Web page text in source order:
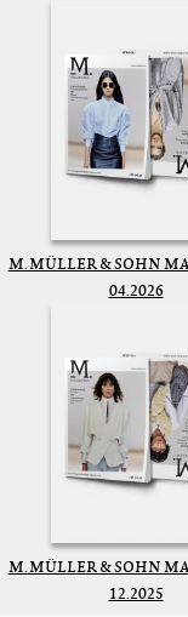
M. MÜLLER & SOHN
04.2026
M. MÜLLER & SOHN
12.2025